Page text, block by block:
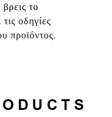
το
οδηγίες
προϊόντος.